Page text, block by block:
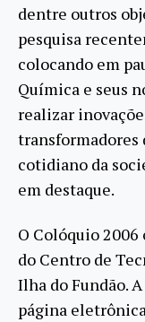
dentre outros
pesquisa
colocando em
Química e seus
realizar
transformadores
cotidiano da
em destaque.
O Colóquio
do Centro de
Ilha do Fundão.
página